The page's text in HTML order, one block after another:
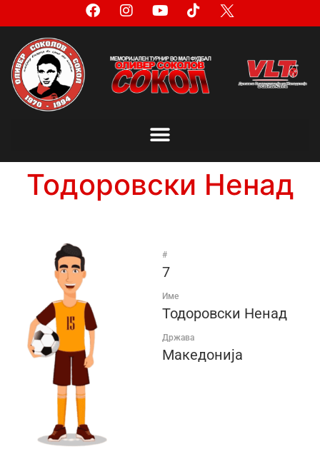
Тодоровски Ненад
#
7
Име
Тодоровски Ненад
Држава
Македонија